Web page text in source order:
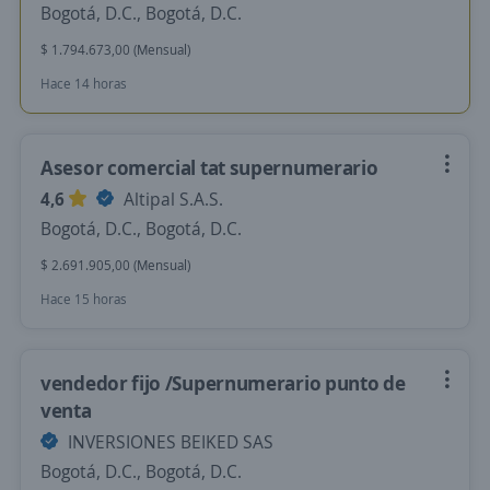
Bogotá, D.C., Bogotá, D.C.
$ 1.794.673,00 (Mensual)
Hace 14 horas
Asesor comercial tat supernumerario
4,6
Altipal S.A.S.
Bogotá, D.C., Bogotá, D.C.
$ 2.691.905,00 (Mensual)
Hace 15 horas
vendedor fijo /Supernumerario punto de
venta
INVERSIONES BEIKED SAS
Bogotá, D.C., Bogotá, D.C.